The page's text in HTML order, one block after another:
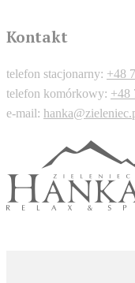
Kontakt
telefon stacjonarny: +48
telefon komórkowy: +48
e-mail: